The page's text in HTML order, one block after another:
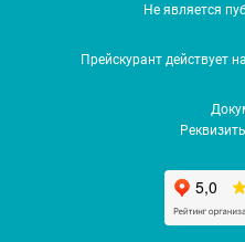
Не является
Прейскурант действует